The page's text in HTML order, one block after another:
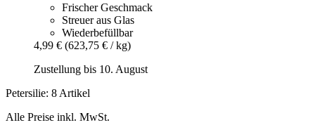
Frischer Geschmack
Streuer aus Glas
Wiederbefüllbar
4,99 € (623,75 € / kg)
Zustellung bis 10. August
Petersilie: 8 Artikel
Alle Preise inkl. MwSt.